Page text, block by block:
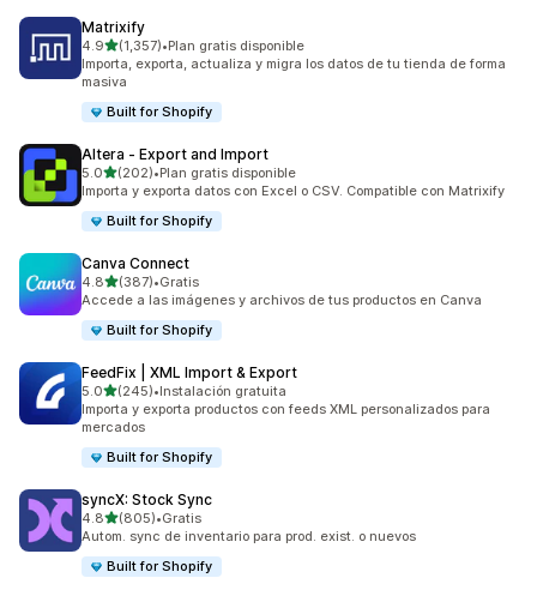
Matrixify
4.9de 5 estrellas
(1,357)
1357 reseñas en total
•Plan gratis disponible
Importa, exporta, actualiza y migra los datos de tu tienda de forma
masiva
Built for Shopify
Altera ‑ Export and Import
5.0de 5 estrellas
(202)
202 reseñas en total
•Plan gratis disponible
Importa y exporta datos con Excel o CSV. Compatible con Matrixify
Built for Shopify
Canva Connect
4.8de 5 estrellas
(387)
387 reseñas en total
•Gratis
Accede a las imágenes y archivos de tus productos en Canva
Built for Shopify
FeedFix | XML Import & Export
5.0de 5 estrellas
(245)
245 reseñas en total
•Instalación gratuita
Importa y exporta productos con feeds XML personalizados para
mercados
Built for Shopify
syncX: Stock Sync
4.8de 5 estrellas
(805)
805 reseñas en total
•Gratis
Autom. sync de inventario para prod. exist. o nuevos
Built for Shopify